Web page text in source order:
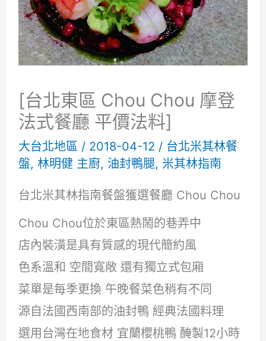
[台北東區 Chou Chou 摩登
法式餐廳 平價法料]
大台北地區 / 2018-04-12 / 台北米其林餐
盤, 林明健 主廚, 油封鴨腿, 米其林指南
台北米其林指南餐盤獲選餐廳 Chou Chou
Chou Chou位於東區熱鬧的巷弄中
店內裝潢是具有質感的現代簡約風
色系溫和 空間寬敞 還有獨立式包廂
菜單是每季更換 午晚餐菜色稍有不同
源自法國西南部的油封鴨 經典法國料理
選用台灣在地食材 宜蘭櫻桃鴨 醃製12小時